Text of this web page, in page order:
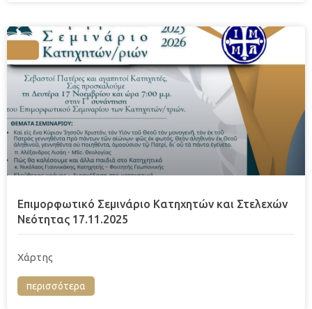
Επιμορφωτικό Σεμινάριο Κατηχητών και Στελεχών
Νεότητας 17.11.2025
Χάρτης
περισσότερα